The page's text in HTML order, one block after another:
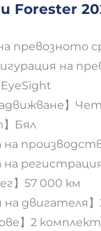
Forester
превозното
на
】
】Бял
на
на
】57 000 км
на двигателя】
】2